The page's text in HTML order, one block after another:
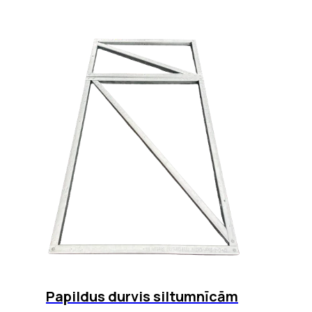
Papildus durvis siltumnīcām